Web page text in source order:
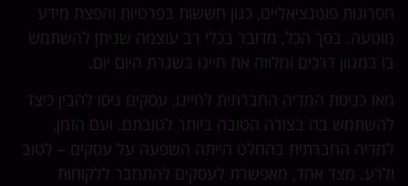
חסרונות פוטנציאליים, כגון חששות בפרטיות והפצת מידע
מוטעה. בסך הכל, מדובר בכלי רב עוצמה שניתן להשתמש
בו במגוון דרכים ומלווה את חיינו בשגרת היום יום.
מאז כניסת המדיה החברתית לחיינו, עסקים ניסו להבין כיצד
להשתמש בה בצורה הטובה ביותר לטובתם. ועם הזמן,
למדיה החברתית בהחלט הייתה השפעה על עסקים – לטוב
ולרע. מצד אחד, מאפשרת לעסקים להתחבר ללקוחות